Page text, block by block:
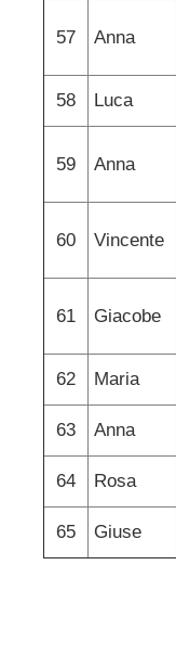
57 Anna
58 Luca
59 Anna
60 Vincente
61 Giacobe
62 Maria
63 Anna
64 Rosa
65 Giuse